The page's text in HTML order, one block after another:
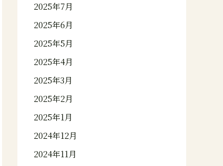
2025年7月
2025年6月
2025年5月
2025年4月
2025年3月
2025年2月
2025年1月
2024年12月
2024年11月